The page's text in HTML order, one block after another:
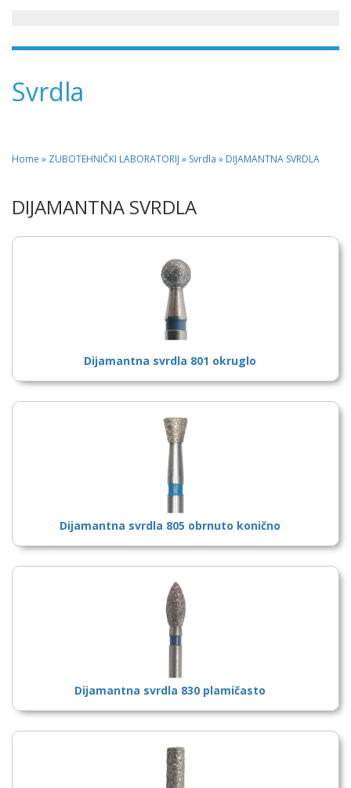
Svrdla
Home » ZUBOTEHNIČKI LABORATORIJ » Svrdla » DIJAMANTNA SVRDLA
DIJAMANTNA SVRDLA
Dijamantna svrdla 801 okruglo
Dijamantna svrdla 805 obrnuto konično
Dijamantna svrdla 830 plamičasto